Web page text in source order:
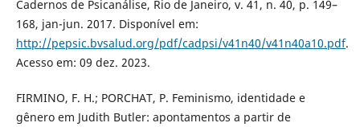
Cadernos de Psicanálise, Rio de Janeiro, v. 41, n. 40, p. 149–
168, jan-jun. 2017. Disponível em:
http://pepsic.bvsalud.org/pdf/cadpsi/v41n40/v41n40a10.pdf.
Acesso em: 09 dez. 2023.
FIRMINO, F. H.; PORCHAT, P. Feminismo, identidade e
gênero em Judith Butler: apontamentos a partir de